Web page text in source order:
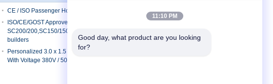
CE / ISO Passenger Hoist
ISO/CE/GOST Approved
SC200/200,SC150/150,SC100/100 passenger hoist for
builders
Personalized 3.0 x 1.5 x 2.5 Twin Cage Passenger Hoist
With Voltage 380V / 50HZ
11:10 PM
Good day, what product are you looking
for?